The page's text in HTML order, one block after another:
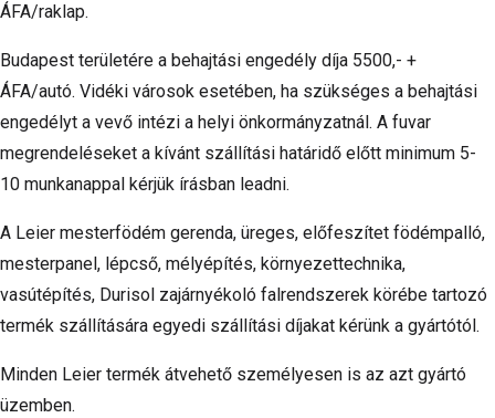
ÁFA/raklap.
Budapest területére a behajtási engedély díja 5500,- +
ÁFA/autó. Vidéki városok esetében, ha szükséges a behajtási
engedélyt a vevő intézi a helyi önkormányzatnál. A fuvar
megrendeléseket a kívánt szállítási határidő előtt minimum 5-
10 munkanappal kérjük írásban leadni.
A Leier mesterfödém gerenda, üreges, előfeszítet födémpalló,
mesterpanel, lépcső, mélyépítés, környezettechnika,
vasútépítés, Durisol zajárnyékoló falrendszerek körébe tartozó
termék szállítására egyedi szállítási díjakat kérünk a gyártótól.
Minden Leier termék átvehető személyesen is az azt gyártó
üzemben.